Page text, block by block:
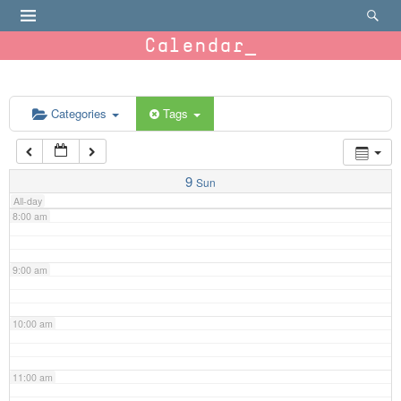
Calendar
Categories Tags
9 Sun
All-day
6:00 am
7:00 am
8:00 am
9:00 am
10:00 am
11:00 am